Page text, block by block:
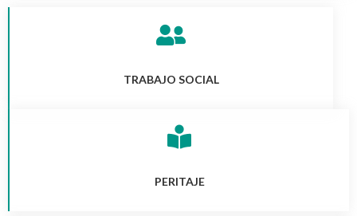
TRABAJO SOCIAL
PERITAJE